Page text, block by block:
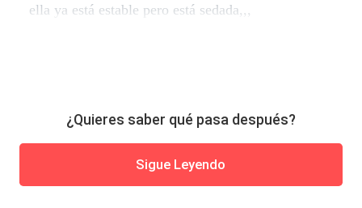
ella ya está estable pero está sedada,,,
¿Quieres saber qué pasa después?
Sigue Leyendo